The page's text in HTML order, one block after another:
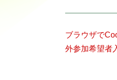
ブラウザで
外参加希望者